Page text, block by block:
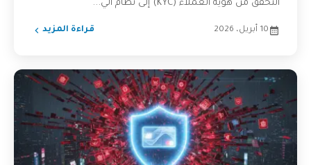
التحقق من هوية العملاء (KYC) إلى نظام آلي...
10 أبريل، 2026 قراءة المزيد